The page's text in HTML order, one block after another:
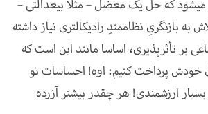
می­شود که حل یک معضل–مثلاً بی­عدالتی–
به بازنگریِ نظام­مندِ رادیکال­تری نیاز داشته
بر تأثرپذیری، اساسا مانند این است که
خودش پرداخت کنیم: اوه! احساسات تو
بسیار ارزش­مندی! هر چقدر بیش­تر آزرده